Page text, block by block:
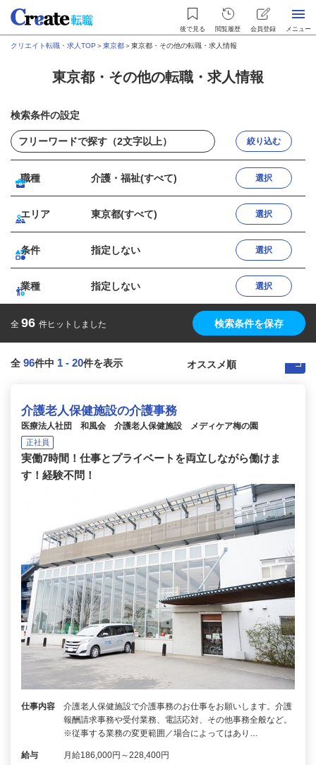
後で見る 閲覧履歴 会員登録 メニュー
クリエイト転職・求人TOP ＞東京都＞東京都・その他の転職・求人情報
東京都・その他の転職・求人情報
検索条件の設定
絞り込む
職種 介護・福祉(すべて) 選択
エリア 東京都(すべて) 選択
条件 指定しない 選択
業種 指定しない 選択
全 96 件ヒットしました 検索条件を保存
全 96件中 1 - 20件を表示
介護老人保健施設の介護事務
医療法人社団 和風会 介護老人保健施設 メディケア梅の園
正社員
実働7時間！仕事とプライベートを両立しながら働けま
す！経験不問！
仕事内容
介護老人保健施設で介護事務のお仕事をお願いします。介護
報酬請求事務や受付業務、電話応対、その他事務全般など。
※従事する業務の変更範囲／場合によってはあり…
給与 月給186,000円～228,400円